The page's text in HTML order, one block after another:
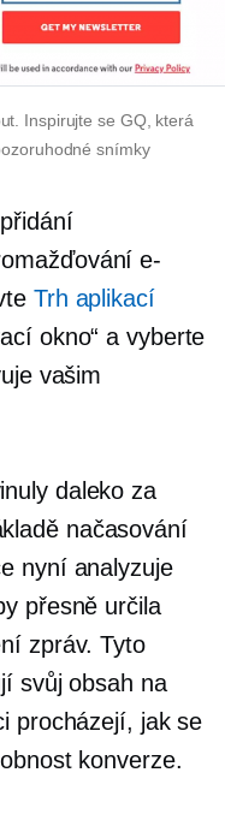
Inspirujte se GQ, která
snímky
e-
Trh aplikací
okno“ a vyberte
vašim
daleko za
načasování
nyní analyzuje
přesně určila
zpráv. Tyto
svůj obsah na
procházejí, jak se
konverze.